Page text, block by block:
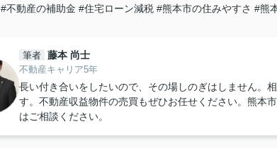
#不動産の補助金 #住宅ローン減税 #熊本市の住みやすさ #熊
筆者 藤本 尚士
不動産キャリア5年
長い付き合いをしたいので、その場しのぎはしません。
す。不動産収益物件の売買もぜひお任せください。熊本
はご相談ください。